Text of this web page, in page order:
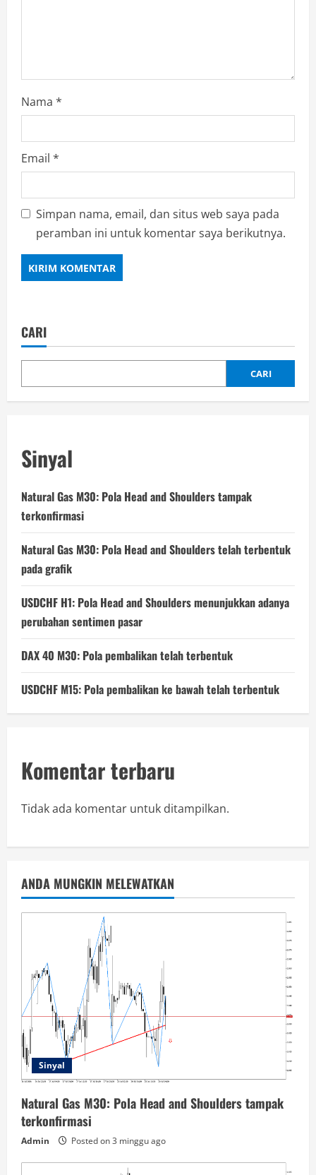
Nama *
Email *
Simpan nama, email, dan situs web saya pada
peramban ini untuk komentar saya berikutnya.
CARI
CARI
Sinyal
Natural Gas M30: Pola Head and Shoulders tampak
terkonfirmasi
Natural Gas M30: Pola Head and Shoulders telah terbentuk
pada grafik
USDCHF H1: Pola Head and Shoulders menunjukkan adanya
perubahan sentimen pasar
DAX 40 M30: Pola pembalikan telah terbentuk
USDCHF M15: Pola pembalikan ke bawah telah terbentuk
Komentar terbaru
Tidak ada komentar untuk ditampilkan.
ANDA MUNGKIN MELEWATKAN
Sinyal
Natural Gas M30: Pola Head and Shoulders tampak
terkonfirmasi
Admin Posted on 3 minggu ago